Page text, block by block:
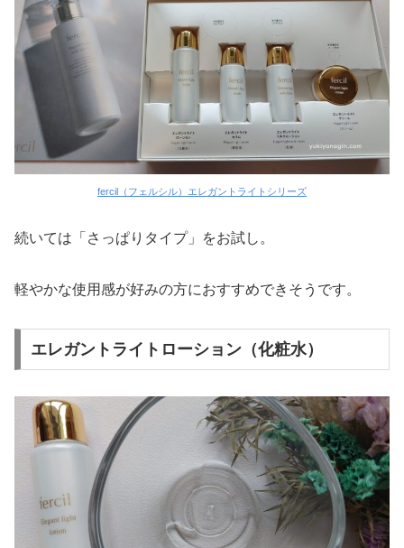
fercil（フェルシル）エレガントライトシリーズ
続いては「さっぱりタイプ」をお試し。
軽やかな使用感が好みの方におすすめできそうです。
エレガントライトローション（化粧水）